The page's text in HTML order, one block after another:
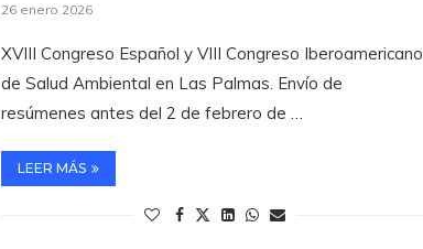
26 enero 2026
XVIII Congreso Español y VIII Congreso Iberoamericano
de Salud Ambiental en Las Palmas. Envío de
resúmenes antes del 2 de febrero de …
LEER MÁS